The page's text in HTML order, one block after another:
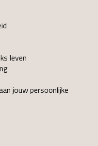
leven
jouw persoonlijke